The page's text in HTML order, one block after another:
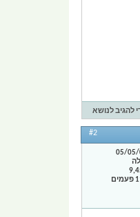
להגיב לנושא
#2
05/05/